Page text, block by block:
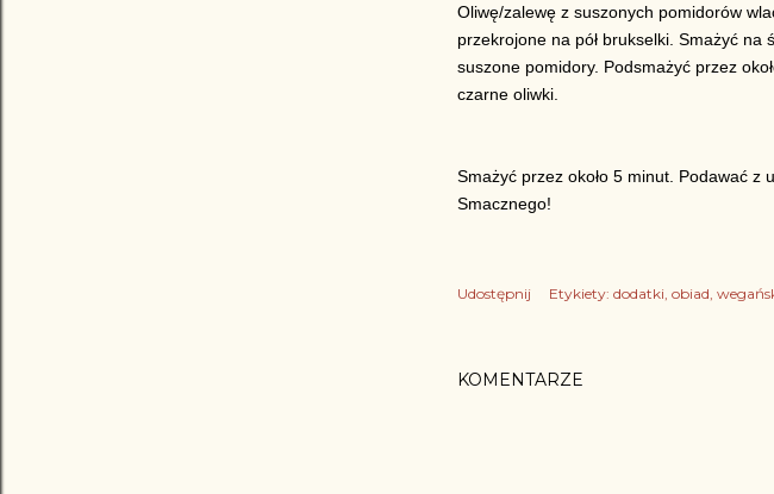
Oliwę/zalewę z suszonych pomidorów
przekrojone na pół brukselki. Smażyć na
suszone pomidory. Podsmażyć przez
czarne oliwki.
Smażyć przez około 5 minut. Podawać z
Smacznego!
Udostępnij Etykiety: dodatki obiad
KOMENTARZE